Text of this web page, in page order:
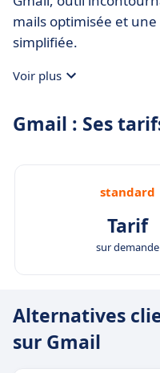
mails optimisée et
simplifiée.
Voir plus
Gmail : Ses
standard
Tarif
sur demande
Alternatives
sur Gmail